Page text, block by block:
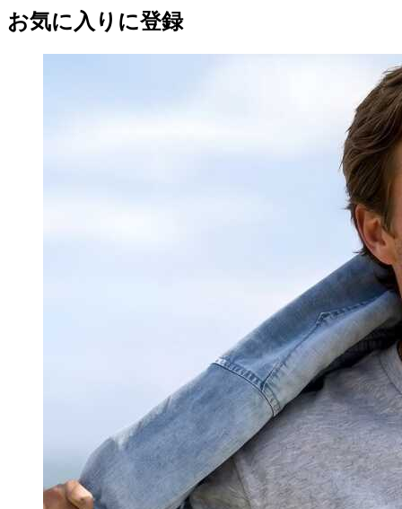
お気に入りに登録